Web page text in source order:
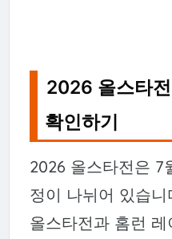
2026 올스타
확인하기
2026 올스타전은 7
정이 나뉘어 있습
올스타전과 홈런 레